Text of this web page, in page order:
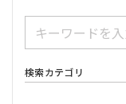
検索カテゴリ